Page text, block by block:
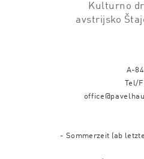
Kulturno
avstrijsko
A-
Tel/
- Sommerzeit (ab